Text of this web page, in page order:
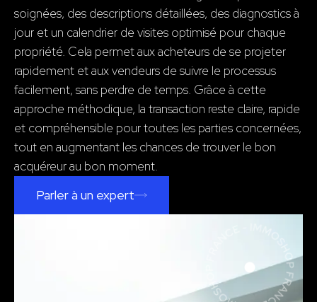
soignées, des descriptions détaillées, des diagnostics à
jour et un calendrier de visites optimisé pour chaque
propriété. Cela permet aux acheteurs de se projeter
rapidement et aux vendeurs de suivre le processus
facilement, sans perdre de temps. Grâce à cette
approche méthodique, la transaction reste claire, rapide
et compréhensible pour toutes les parties concernées,
tout en augmentant les chances de trouver le bon
acquéreur au bon moment.
Parler à un expert